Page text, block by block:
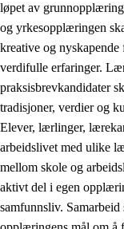
3. Prinsipper
3.1 Et
3.2
løpet av
og yrkesopplæringen
kreative og
verdifulle erfaringer.
praksisbrevkandidater
tradisjoner, verdier og
Elever, lærlinger,
arbeidslivet med ulike
mellom skole og
aktivt del i egen
samfunnsliv.